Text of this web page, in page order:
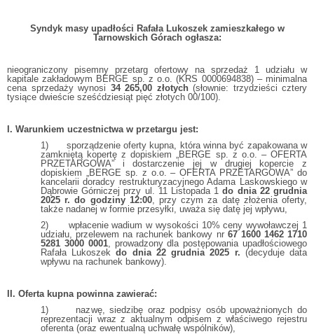
Syndyk masy upadłości Rafała Lukoszek zamieszkałego w
Tarnowskich Górach ogłasza:
nieograniczony pisemny przetarg ofertowy na sprzedaż 1 udziału w
kapitale zakładowym BERGE sp. z o.o. (KRS 0000694838) – minimalna
cena sprzedaży wynosi 34 265,00 złotych(słownie: trzydzieści cztery
tysiące dwieście sześćdziesiąt pięć złotych 00/100).
I. Warunkiem uczestnictwa w przetargu jest:
1) sporządzenie oferty kupna, która winna być zapakowana w
zamkniętą kopertę z dopiskiem „BERGE sp. z o.o. – OFERTA
PRZETARGOWA” i dostarczenie jej w drugiej kopercie z
dopiskiem „BERGE sp. z o.o. – OFERTA PRZETARGOWA” do
kancelarii doradcy restrukturyzacyjnego Adama Laskowskiego w
Dąbrowie Górniczej przy ul. 11 Listopada 1do dnia 22 grudnia
2025 r. do godziny 12:00, przy czym za datę złożenia oferty,
także nadanej w formie przesyłki, uważa się datę jej wpływu,
2) wpłacenie wadium w wysokości 10% ceny wywoławczej 1
udziału, przelewem na rachunek bankowy nr 67 1600 1462 1710
5281 3000 0001, prowadzony dla postępowania upadłościowego
Rafała Lukoszekdo dnia 22 grudnia 2025 r. (decyduje data
wpływu na rachunek bankowy).
II. Oferta kupna powinna zawierać:
1) nazwę, siedzibę oraz podpisy osób upoważnionych do
reprezentacji wraz z aktualnym odpisem z właściwego rejestru
oferenta (oraz ewentualną uchwałę wspólników),